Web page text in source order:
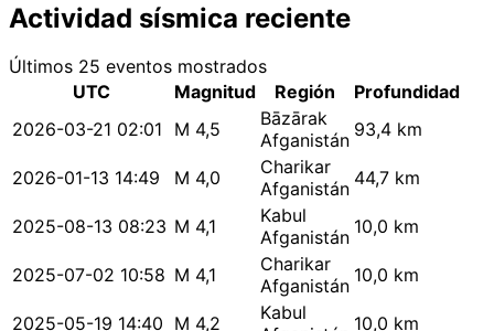
Actividad sísmica reciente
Últimos 25 eventos mostrados
UTC
Magnitud Región
Profundidad
2026-03-21 02:01
M 4,5
Bāzārak
Afganistán 93,4 km
2026-01-13 14:49 M 4,0
Charikar
Afganistán 44,7 km
2025-08-13 08:23 M 4,1
Kabul
Afganistán 10,0 km
2025-07-02 10:58 M 4,1
Charikar
Afganistán 10,0 km
2025-05-19 14:40 M 4,2
Kabul
10,0 km